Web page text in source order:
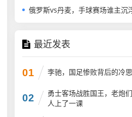
俄罗斯vs丹麦，手球赛场谁主沉
最近发表
01 李驰，国足惨败背后的冷
02
勇士客场战胜国王，老炮
人上了一课